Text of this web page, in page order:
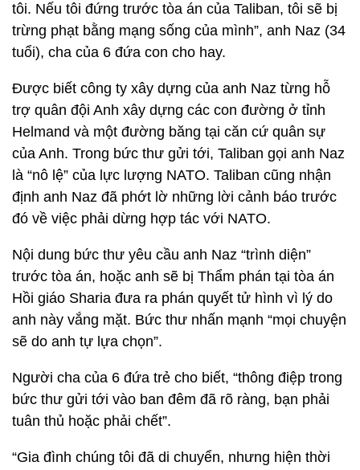
tôi. Nếu tôi đứng trước tòa án của Taliban, tôi sẽ bị
trừng phạt bằng mạng sống của mình”, anh Naz (34
tuổi), cha của 6 đứa con cho hay.
Được biết công ty xây dựng của anh Naz từng hỗ
trợ quân đội Anh xây dựng các con đường ở tỉnh
Helmand và một đường băng tại căn cứ quân sự
của Anh. Trong bức thư gửi tới, Taliban gọi anh Naz
là “nô lệ” của lực lượng NATO. Taliban cũng nhận
định anh Naz đã phớt lờ những lời cảnh báo trước
đó về việc phải dừng hợp tác với NATO.
Nội dung bức thư yêu cầu anh Naz “trình diện”
trước tòa án, hoặc anh sẽ bị Thẩm phán tại tòa án
Hồi giáo Sharia đưa ra phán quyết tử hình vì lý do
anh này vắng mặt. Bức thư nhấn mạnh “mọi chuyện
sẽ do anh tự lựa chọn”.
Người cha của 6 đứa trẻ cho biết, “thông điệp trong
bức thư gửi tới vào ban đêm đã rõ ràng, bạn phải
tuân thủ hoặc phải chết”.
“Gia đình chúng tôi đã di chuyển, nhưng hiện thời